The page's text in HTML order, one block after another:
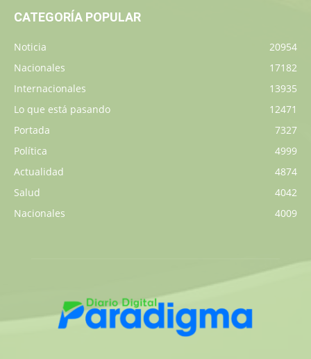
CATEGORÍA POPULAR
Noticia
20954
Nacionales
17182
Internacionales
13935
Lo que está pasando
12471
Portada
7327
Política
4999
Actualidad
4874
Salud
4042
Nacionales
4009